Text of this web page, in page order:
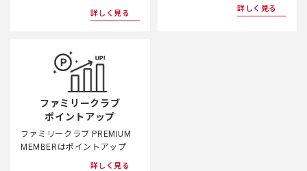
詳しく見る
詳しく見る
ファミリークラブ
ポイントアップ
ファミリークラブ PREMIUM
MEMBERはポイントアップ
詳しく見る